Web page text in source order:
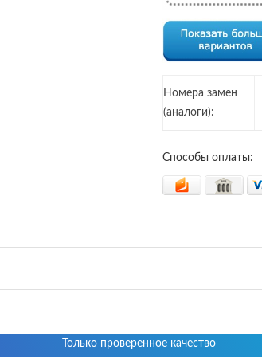
Номера замен
(аналоги):
Способы оплаты:
Только проверенное качество